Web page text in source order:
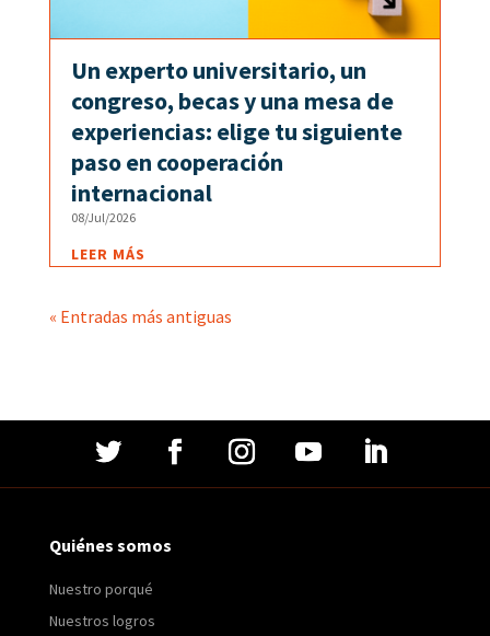
Un experto universitario, un
congreso, becas y una mesa de
experiencias: elige tu siguiente
paso en cooperación
internacional
08/Jul/2026
LEER MÁS
« Entradas más antiguas
Quiénes somos
Nuestro porqué
Nuestros logros